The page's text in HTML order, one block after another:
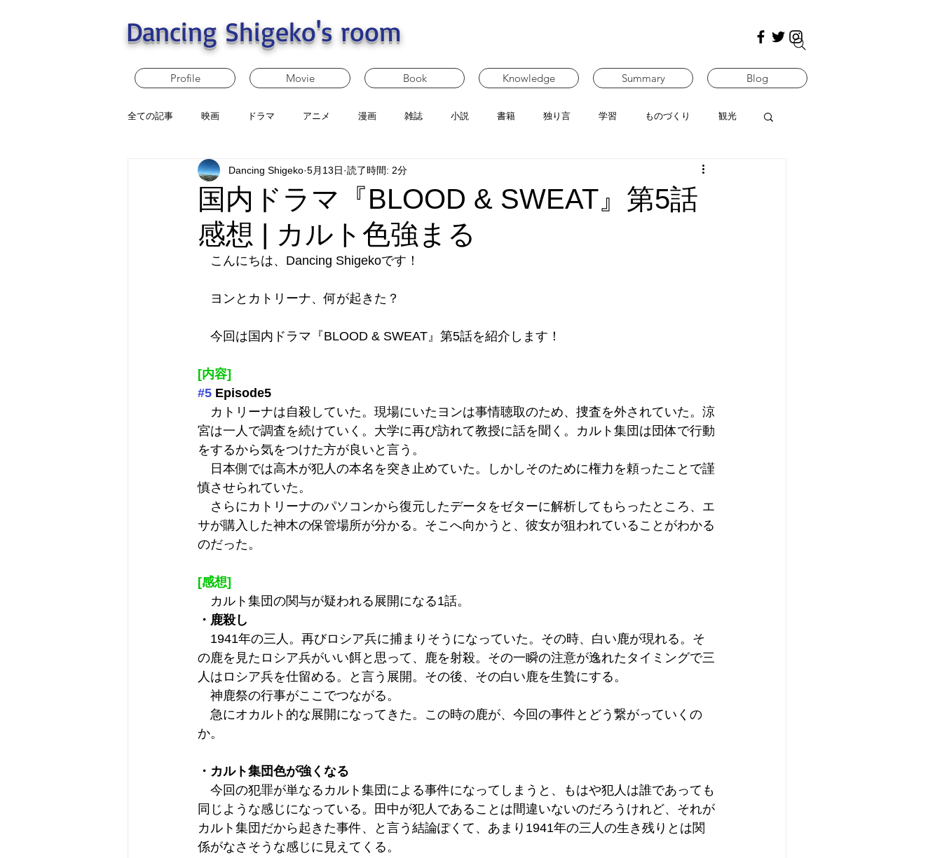
Dancing Shigeko's room
Profile Movie Book Knowledge Summary Blog
全ての記事 映画 ドラマ アニメ 漫画 雑誌 小説 書籍 独り言 学習 ものづくり 観光
国内ドラマ『BLOOD & SWEAT』第5話
感想 | カルト色強まる
Dancing Shigeko 5月13日 読了時間: 2分
こんにちは、Dancing Shigekoです！
ヨンとカトリーナ、何が起きた？
今回は国内ドラマ『BLOOD & SWEAT』第5話を紹介します！
[内容]
#5 Episode5
カトリーナは自殺していた。現場にいたヨンは事情聴取のため、捜査を外されていた。涼
宮は一人で調査を続けていく。大学に再び訪れて教授に話を聞く。カルト集団は団体で行動
をするから気をつけた方が良いと言う。
日本側では高木が犯人の本名を突き止めていた。しかしそのために権力を頼ったことで謹
慎させられていた。
さらにカトリーナのパソコンから復元したデータをゼターに解析してもらったところ、エ
サが購入した神木の保管場所が分かる。そこへ向かうと、彼女が狙われていることがわかる
のだった。
[感想]
カルト集団の関与が疑われる展開になる1話。
・鹿殺し
1941年の三人。再びロシア兵に捕まりそうになっていた。その時、白い鹿が現れる。そ
の鹿を見たロシア兵がいい餌と思って、鹿を射殺。その一瞬の注意が逸れたタイミングで三
人はロシア兵を仕留める。と言う展開。その後、その白い鹿を生贄にする。
神鹿祭の行事がここでつながる。
急にオカルト的な展開になってきた。この時の鹿が、今回の事件とどう繋がっていくの
か。
・カルト集団色が強くなる
今回の犯罪が単なるカルト集団による事件になってしまうと、もはや犯人は誰であっても
同じような感じになっている。田中が犯人であることは間違いないのだろうけれど、それが
カルト集団だから起きた事件、と言う結論ぽくて、あまり1941年の三人の生き残りとは関
係がなさそうな感じに見えてくる。